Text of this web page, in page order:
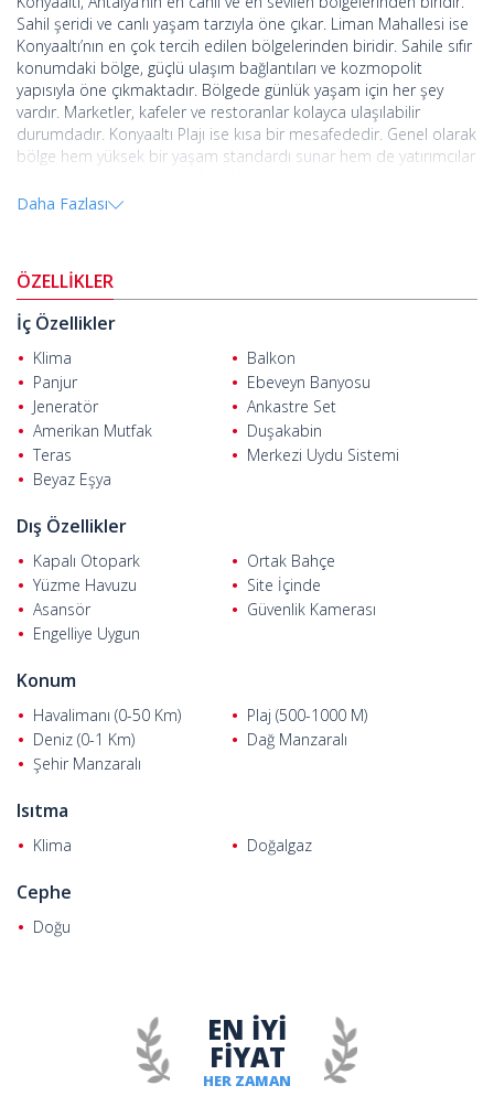
Sahil şeridi ve canlı yaşam tarzıyla öne çıkar. Liman Mahallesi ise
Konyaaltı’nın en çok tercih edilen bölgelerinden biridir. Sahile sıfır
konumdaki bölge, güçlü ulaşım bağlantıları ve kozmopolit
yapısıyla öne çıkmaktadır. Bölgede günlük yaşam için her şey
vardır. Marketler, kafeler ve restoranlar kolayca ulaşılabilir
durumdadır. Konyaaltı Plajı ise kısa bir mesafededir. Genel olarak
bölge hem yüksek bir yaşam standardı sunar hem de yatırımcılar
Dairenin yer aldığı site toplamda 3.162 m² arsa alanına sahiptir.
girişinde şifre bulunmaktadır. Bina toplam 4 katlıdır.
Dairede doğal gaz altyapısı, kaloriferler ve su ısıtıcı sistemi
bulunmaktadır. Tüm odalarda klima mevcuttur. Ayrıca ankastre
mutfak seti ve otomatik panjurlar da konforu artırır. Dairede bir
salon, açık plan mutfak, 3 yatak odası, 3 banyo, balkon ve geniş
bir teras yer almaktadır. Dağ manzaraları günlük yaşamda
huzurlu bir deneyim sağlar.
Antalya Konyaaltı'ndaki satılık daire, konum açısından oldukça
avantajlıdır. Marketler, restoranlar ve otobüs durakları sadece 50
m mesafededir. Konyaaltı Plajı 1 km, 5M Migros AVM 6 km,
Antalya Akvaryum'u 6 km, Antalya Stadyumu ve Cam Piramit Fuar
Alanı 7 km, Kaleiçi ise 12 km uzaklıktadır. Ayrıca Antalya
Uluslararası Havalimanı 25 km mesafededir.
Daha Fazlası
ÖZELLİKLER
İç Özellikler
Klima
Balkon
Panjur
Ebeveyn Banyosu
Jeneratör
Ankastre Set
Amerikan Mutfak
Duşakabin
Teras
Merkezi Uydu Sistemi
Beyaz Eşya
Dış Özellikler
Kapalı Otopark
Ortak Bahçe
Yüzme Havuzu
Site İçinde
Asansör
Güvenlik Kamerası
Engelliye Uygun
Konum
Havalimanı (0-50 Km)
Plaj (500-1000 M)
Deniz (0-1 Km)
Dağ Manzaralı
Şehir Manzaralı
Isıtma
Klima Doğalgaz
Cephe
Doğu
HER ZAMAN
EN İYİ
FİYAT